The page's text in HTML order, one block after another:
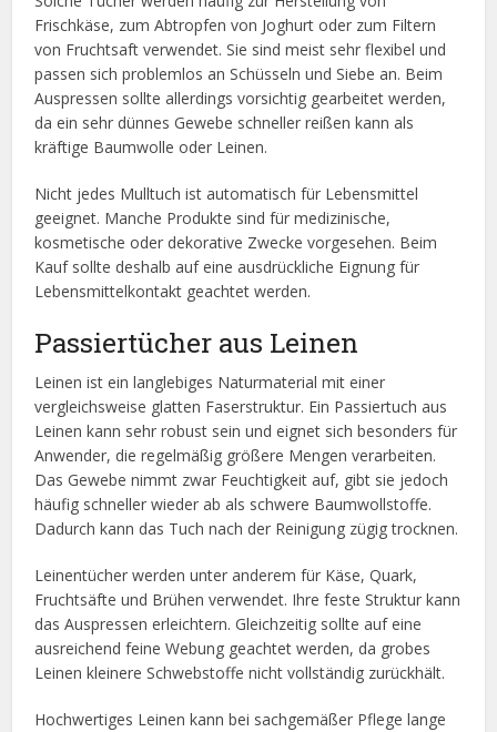
Frischkäse, zum Abtropfen von Joghurt oder zum Filtern
von Fruchtsaft verwendet. Sie sind meist sehr flexibel und
passen sich problemlos an Schüsseln und Siebe an. Beim
Auspressen sollte allerdings vorsichtig gearbeitet werden,
da ein sehr dünnes Gewebe schneller reißen kann als
kräftige Baumwolle oder Leinen.
Nicht jedes Mulltuch ist automatisch für Lebensmittel
geeignet. Manche Produkte sind für medizinische,
kosmetische oder dekorative Zwecke vorgesehen. Beim
Kauf sollte deshalb auf eine ausdrückliche Eignung für
Lebensmittelkontakt geachtet werden.
Passiertücher aus Leinen
Leinen ist ein langlebiges Naturmaterial mit einer
vergleichsweise glatten Faserstruktur. Ein Passiertuch aus
Leinen kann sehr robust sein und eignet sich besonders für
Anwender, die regelmäßig größere Mengen verarbeiten.
Das Gewebe nimmt zwar Feuchtigkeit auf, gibt sie jedoch
häufig schneller wieder ab als schwere Baumwollstoffe.
Dadurch kann das Tuch nach der Reinigung zügig trocknen.
Leinentücher werden unter anderem für Käse, Quark,
Fruchtsäfte und Brühen verwendet. Ihre feste Struktur kann
das Auspressen erleichtern. Gleichzeitig sollte auf eine
ausreichend feine Webung geachtet werden, da grobes
Leinen kleinere Schwebstoffe nicht vollständig zurückhält.
Hochwertiges Leinen kann bei sachgemäßer Pflege lange